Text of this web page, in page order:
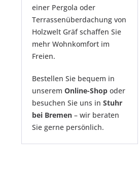
einer Pergola oder
Terrassenüberdachung von
Holzwelt Gräf schaffen Sie
mehr Wohnkomfort im
Freien.
Bestellen Sie bequem in
unserem Online-Shop oder
besuchen Sie uns in Stuhr
bei Bremen – wir beraten
Sie gerne persönlich.